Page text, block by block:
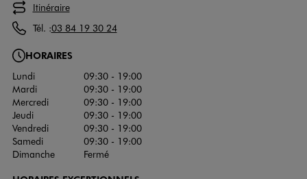
Itinéraire
Tél. :03 84 19 30 24
HORAIRES
Lundi
09:30 - 19:00
Mardi
09:30 - 19:00
Mercredi
09:30 - 19:00
Jeudi
09:30 - 19:00
Vendredi
09:30 - 19:00
Samedi
09:30 - 19:00
Dimanche
Fermé